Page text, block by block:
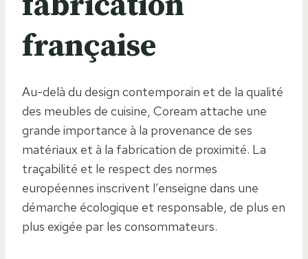
française
Au-delà du design contemporain et de la qualité
des meubles de cuisine, Coream attache une
grande importance à la provenance de ses
matériaux et à la fabrication de proximité. La
traçabilité et le respect des normes
européennes inscrivent l’enseigne dans une
démarche écologique et responsable, de plus en
plus exigée par les consommateurs.